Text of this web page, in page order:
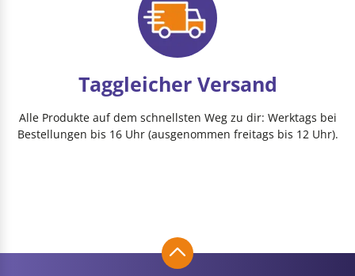
Taggleicher Versand
Alle Produkte auf dem schnellsten Weg zu dir: Werktags bei
Bestellungen bis 16 Uhr (ausgenommen freitags bis 12 Uhr).